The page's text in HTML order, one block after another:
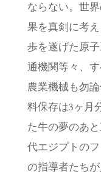
ならない。世
果を真剣に考
歩を遂げた原
通機関等々、
農業機械も勿
料保存は3ヶ月
た牛の夢のあ
代エジプトの
の指導者たち